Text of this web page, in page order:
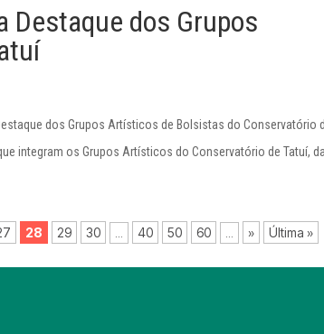
Destaque dos Grupos
dos Grupos Artísticos de Bolsistas do Conservatório
integram os Grupos Artísticos do Conservatório de Tatuí,
28 29 30 40 50 60 » Última »